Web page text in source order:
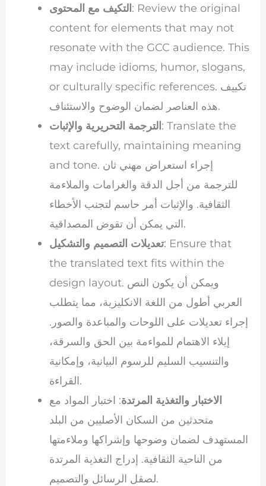
التكيف مع المحتوى: Review the original
content for elements that may not
resonate with the GCC audience. This
may include idioms, humor, slogans,
or culturally specific references. تكييف
هذه العناصر لضمان الوضوح والاستئناف.
الترجمة التحريرية والإثبات: Translate the
text carefully, maintaining meaning
and tone. إجراء استعراض مهني ثان
للترجمة من أجل الدقة والغرامات والملاءمة
الثقافية. والإثبات أمر حاسم لتجنب الأخطاء
التي يمكن أن تقوض المصداقية.
تعديلات التصميم والتشكيل: Ensure that
the translated text fits within the
design layout. ويمكن أن يكون النص
العربي أطول من اللغة الانكليزية، مما يتطلب
إجراء تعديلات على اللوحات والمباعدة والصور.
إيلاء الاهتمام للمواءمة بين الحق والسرقة،
والتنسيب السليم للرسوم البيانية، وإمكانية
القراءة.
الاختبار والتغذية المرتدة: اختبار المواد مع
متحدثين من السكان الأصليين من البلد
المستهدف لضمان وضوحها وإشراكها وملاءمتها
من الناحية الثقافية. إدراج التغذية المرتدة
لصقل الرسائل والتصميم.